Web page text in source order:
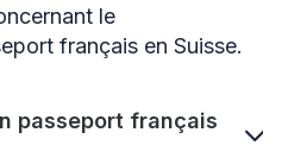
le
français en Suisse.
passeport français